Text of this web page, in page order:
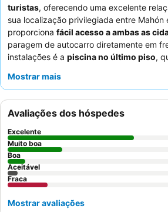
turistas, oferecendo uma excelente
sua localização privilegiada entre Mahón
proporciona fácil acesso a ambas as
paragem de autocarro diretamente em
instalações é a piscina no último piso,
consistentemente a
especialmente os
ovos mexidos
Para uma experiência mais tranquila, os
aconselhados a escolher quartos virados
Mostrar mais
Avaliações dos hóspedes
Excelente
Muito boa
Boa
Aceitável
Fraca
Mostrar avaliações